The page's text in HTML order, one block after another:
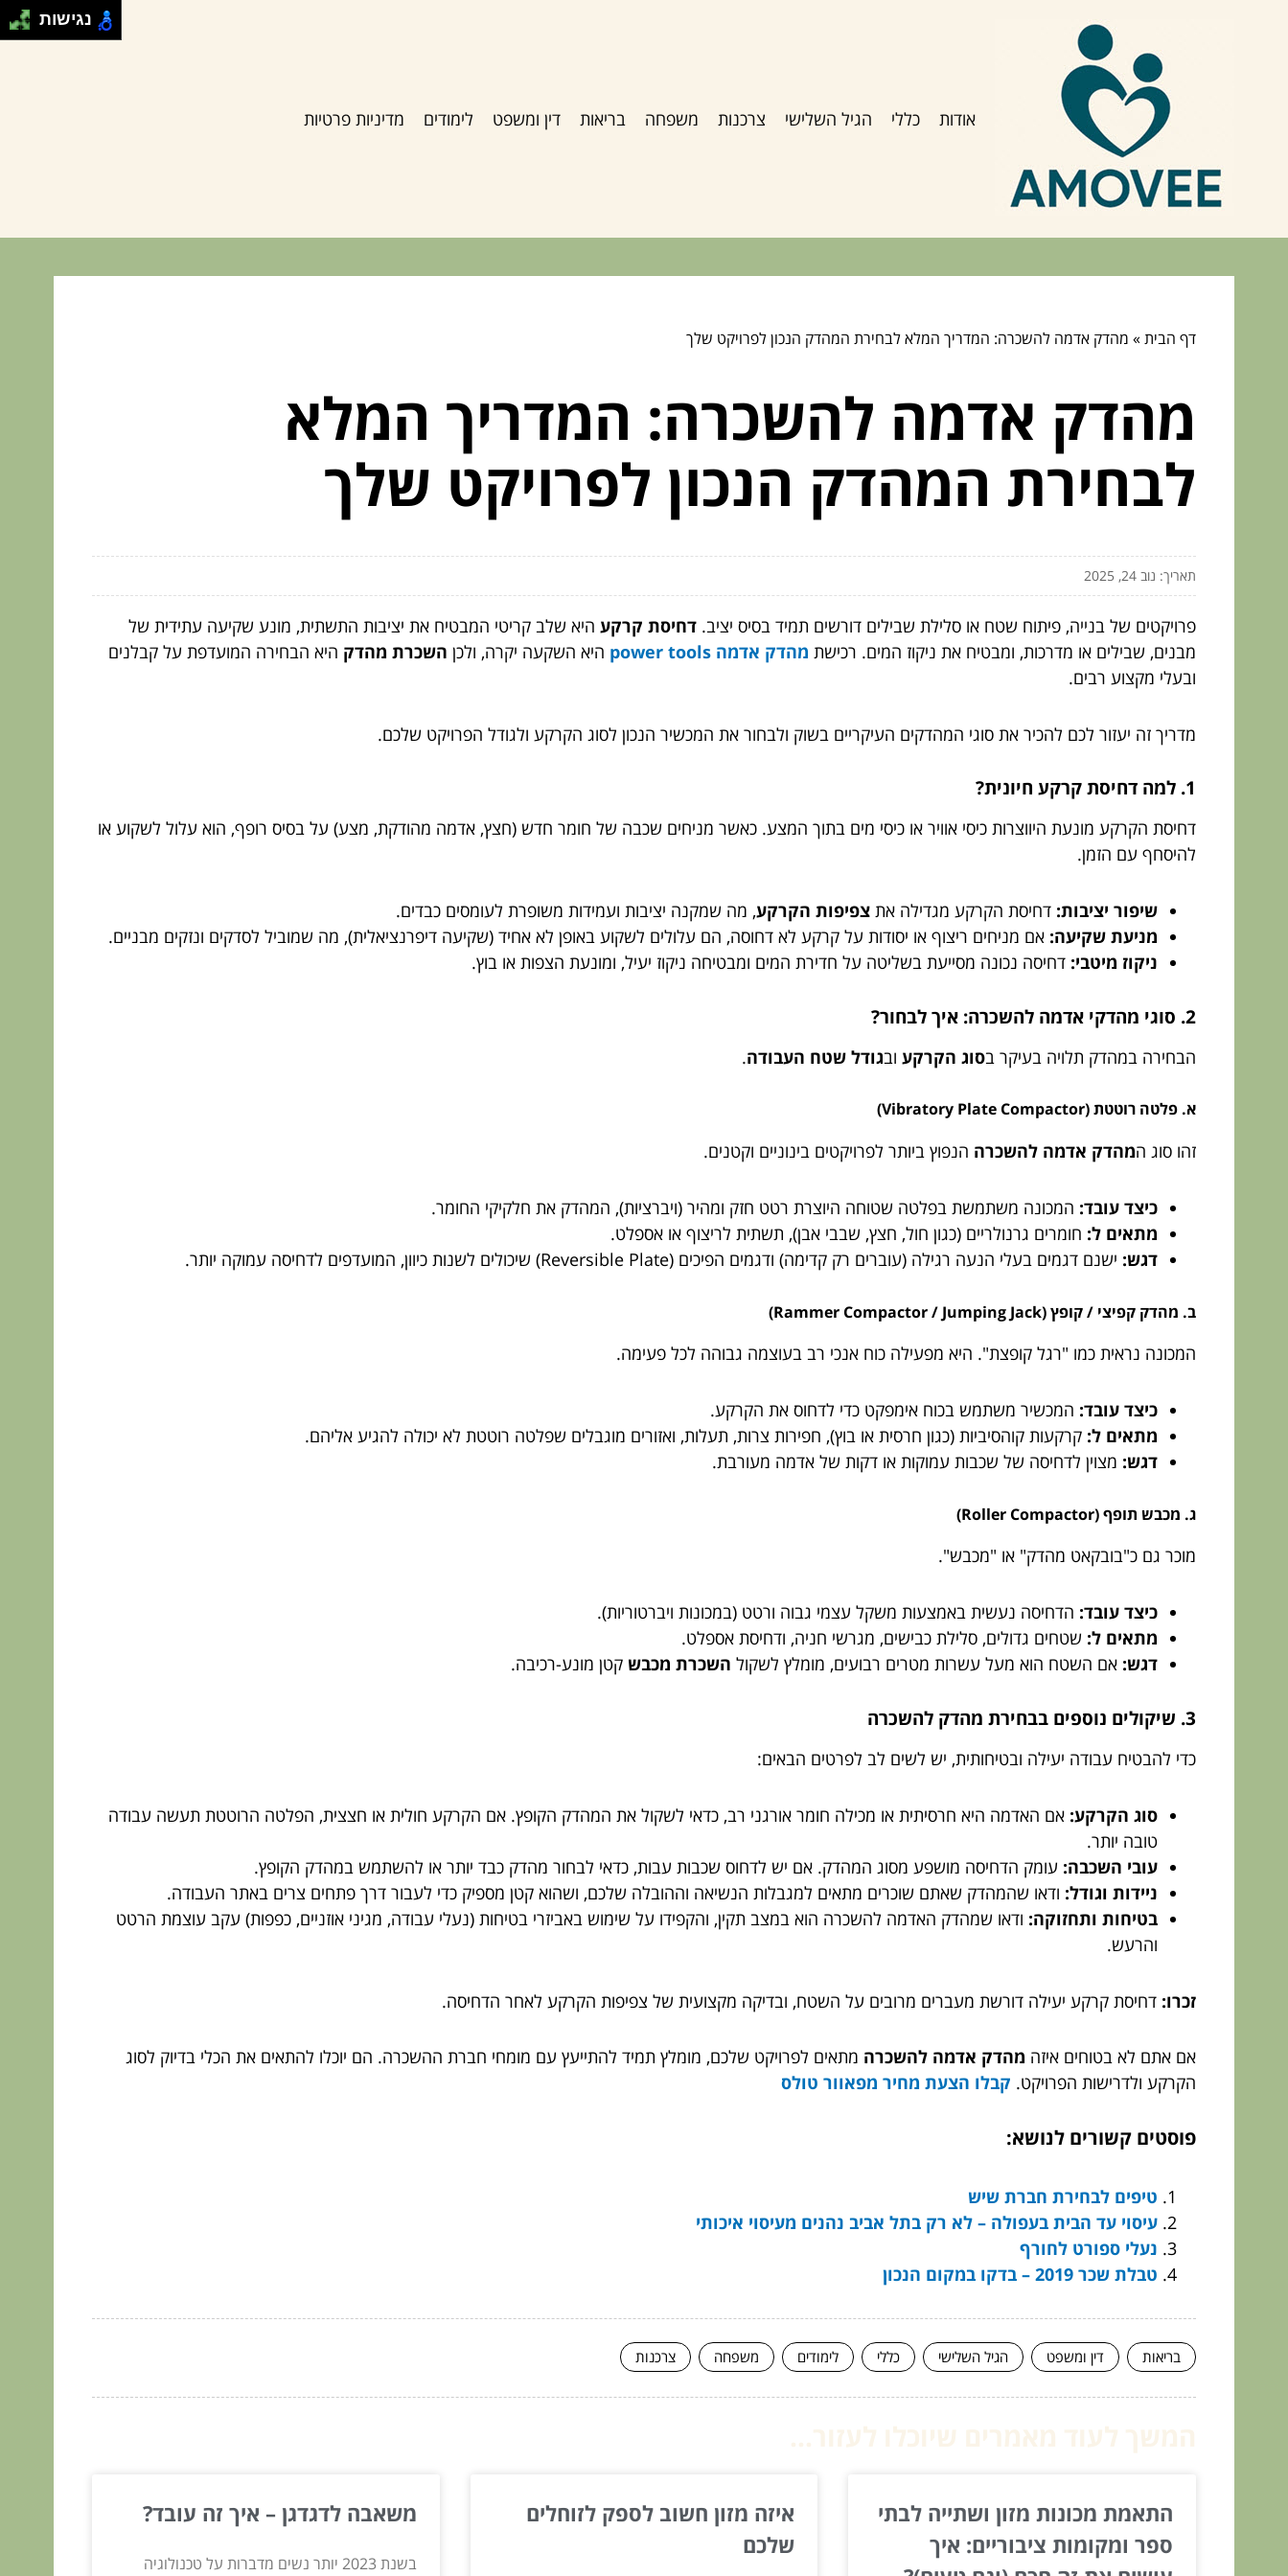
אודות כללי הגיל השלישי צרכנות משפחה בריאות דין ומשפט לימודים מדיניות פרטיות
דף הבית» מהדק אדמה להשכרה: המדריך המלא לבחירת המהדק הנכון לפרויקט שלך
מהדק אדמה להשכרה: המדריך המלא
לבחירת המהדק הנכון לפרויקט שלך
תאריך: נוב 24, 2025
פרויקטים של בנייה, פיתוח שטח או סלילת שבילים דורשים תמיד בסיס יציב. דחיסת קרקע היא שלב קריטי המבטיח את יציבות התשתית, מונע שקיעה עתידית של
מבנים, שבילים או מדרכות, ומבטיח את ניקוז המים. רכישת מהדק אדמה power tools היא השקעה יקרה, ולכן השכרת מהדק היא הבחירה המועדפת על קבלנים
ובעלי מקצוע רבים.
מדריך זה יעזור לכם להכיר את סוגי המהדקים העיקריים בשוק ולבחור את המכשיר הנכון לסוג הקרקע ולגודל הפרויקט שלכם.
1. למה דחיסת קרקע חיונית?
דחיסת הקרקע מונעת היווצרות כיסי אוויר או כיסי מים בתוך המצע. כאשר מניחים שכבה של חומר חדש (חצץ, אדמה מהודקת, מצע) על בסיס רופף, הוא עלול לשקוע או
להיסחף עם הזמן.
שיפור יציבות: דחיסת הקרקע מגדילה את צפיפות הקרקע, מה שמקנה יציבות ועמידות משופרת לעומסים כבדים.
מניעת שקיעה: אם מניחים ריצוף או יסודות על קרקע לא דחוסה, הם עלולים לשקוע באופן לא אחיד (שקיעה דיפרנציאלית), מה שמוביל לסדקים ונזקים מבניים.
ניקוז מיטבי: דחיסה נכונה מסייעת בשליטה על חדירת המים ומבטיחה ניקוז יעיל, ומונעת הצפות או בוץ.
2. סוגי מהדקי אדמה להשכרה: איך לבחור?
הבחירה במהדק תלויה בעיקר בסוג הקרקע ובגודל שטח העבודה.
א. פלטה רוטטת (Vibratory Plate Compactor)
זהו סוג המהדק אדמה להשכרה הנפוץ ביותר לפרויקטים בינוניים וקטנים.
כיצד עובד: המכונה משתמשת בפלטה שטוחה היוצרת רטט חזק ומהיר (ויברציות), המהדק את חלקיקי החומר.
מתאים ל: חומרים גרנולריים (כגון חול, חצץ, שבבי אבן), תשתית לריצוף או אספלט.
דגש: ישנם דגמים בעלי הנעה רגילה (עוברים רק קדימה) ודגמים הפיכים (Reversible Plate) שיכולים לשנות כיוון, המועדפים לדחיסה עמוקה יותר.
ב. מהדק קפיצי / קופץ (Rammer Compactor / Jumping Jack)
המכונה נראית כמו "רגל קופצת". היא מפעילה כוח אנכי רב בעוצמה גבוהה לכל פעימה.
כיצד עובד: המכשיר משתמש בכוח אימפקט כדי לדחוס את הקרקע.
מתאים ל: קרקעות קוהסיביות (כגון חרסית או בוץ), חפירות צרות, תעלות, ואזורים מוגבלים שפלטה רוטטת לא יכולה להגיע אליהם.
דגש: מצוין לדחיסה של שכבות עמוקות או דקות של אדמה מעורבת.
ג. מכבש תופף (Roller Compactor)
מוכר גם כ"בובקאט מהדק" או "מכבש".
כיצד עובד: הדחיסה נעשית באמצעות משקל עצמי גבוה ורטט (במכונות ויברטוריות).
מתאים ל: שטחים גדולים, סלילת כבישים, מגרשי חניה, ודחיסת אספלט.
דגש: אם השטח הוא מעל עשרות מטרים רבועים, מומלץ לשקול השכרת מכבש קטן מונע-רכיבה.
3. שיקולים נוספים בבחירת מהדק להשכרה
כדי להבטיח עבודה יעילה ובטיחותית, יש לשים לב לפרטים הבאים:
סוג הקרקע: אם האדמה היא חרסיתית או מכילה חומר אורגני רב, כדאי לשקול את המהדק הקופץ. אם הקרקע חולית או חצצית, הפלטה הרוטטת תעשה עבודה
טובה יותר.
עובי השכבה: עומק הדחיסה מושפע מסוג המהדק. אם יש לדחוס שכבות עבות, כדאי לבחור מהדק כבד יותר או להשתמש במהדק הקופץ.
ניידות וגודל: ודאו שהמהדק שאתם שוכרים מתאים למגבלות הנשיאה וההובלה שלכם, ושהוא קטן מספיק כדי לעבור דרך פתחים צרים באתר העבודה.
בטיחות ותחזוקה: ודאו שמהדק האדמה להשכרה הוא במצב תקין, והקפידו על שימוש באביזרי בטיחות (נעלי עבודה, מגיני אוזניים, כפפות) עקב עוצמת הרטט
והרעש.
זכרו: דחיסת קרקע יעילה דורשת מעברים מרובים על השטח, ובדיקה מקצועית של צפיפות הקרקע לאחר הדחיסה.
אם אתם לא בטוחים איזה מהדק אדמה להשכרה מתאים לפרויקט שלכם, מומלץ תמיד להתייעץ עם מומחי חברת ההשכרה. הם יוכלו להתאים את הכלי בדיוק לסוג
הקרקע ולדרישות הפרויקט. קבלו הצעת מחיר מפאוור טולס
פוסטים קשורים לנושא:
טיפים לבחירת חברת שיש
עיסוי עד הבית בעפולה – לא רק בתל אביב נהנים מעיסוי איכותי
נעלי ספורט לחורף
טבלת שכר 2019 – בדקו במקום הנכון
בריאות דין ומשפט הגיל השלישי כללי לימודים משפחה צרכנות
התאמת מכונות מזון ושתייה לבתי
ספר ומקומות ציבוריים: איך
איזה מזון חשוב לספק לזוחלים
שלכם
משאבה לדגדגן – איך זה עובד?
בשנת 2023 יותר נשים מדברות על טכנולוגיה
נגישות